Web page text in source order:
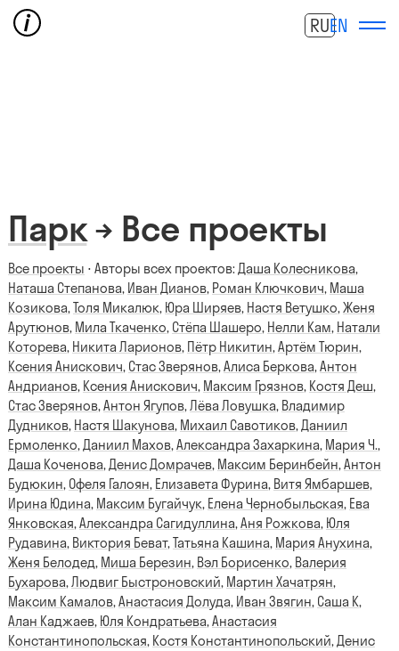
RUEN
Парк→ Все проекты
Все проекты ⋅ Авторы всех проектов:Даша Колесникова,
Наташа Степанова, Иван Дианов, Роман Ключкович, Маша
Козикова,Толя Микалюк, Юра Ширяев, Настя Ветушко,Женя
Арутюнов, Мила Ткаченко, Стёпа Шашеро, Нелли Кам, Натали
Которева, Никита Ларионов, Пётр Никитин,Артём Тюрин,
Ксения Анискович, Стас Зверянов,Алиса Беркова,Антон
Андрианов, Ксения Анискович, Максим Грязнов, Костя Деш,
Стас Зверянов,Антон Ягупов,Лёва Ловушка, Владимир
Дудников, Настя Шакунова, Михаил Савотиков,Даниил
Ермоленко,Даниил Махов,Александра Захаркина, Мария Ч.,
Даша Коченова,Денис Домрачев, Максим Беринбейн,Антон
Будюкин, Офеля Галоян, Елизавета Фурина, Витя Ямбаршев,
Ирина Юдина, Максим Бугайчук, Елена Чернобыльская, Ева
Янковская,Александра Сагидуллина,Аня Рожкова, Юля
Рудавина, Виктория Беват,Татьяна Кашина, Мария Анухина,
Женя Белодед, Миша Березин, Вэл Борисенко, Валерия
Бухарова,Людвиг Быстроновский, Мартин Хачатрян,
Максим Камалов,Анастасия Долуда, Иван Звягин, Саша К,
Алан Каджаев, Юля Кондратьева,Анастасия
Константинопольская, Костя Константинопольский,Денис